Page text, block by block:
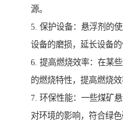
源。
5. 保护设备：悬浮剂的
设备的磨损，延长设备
6. 提高燃烧效率：在某
的燃烧特性，提高燃烧效
7. 环保性能：一些煤矿
对环境的影响，符合绿色